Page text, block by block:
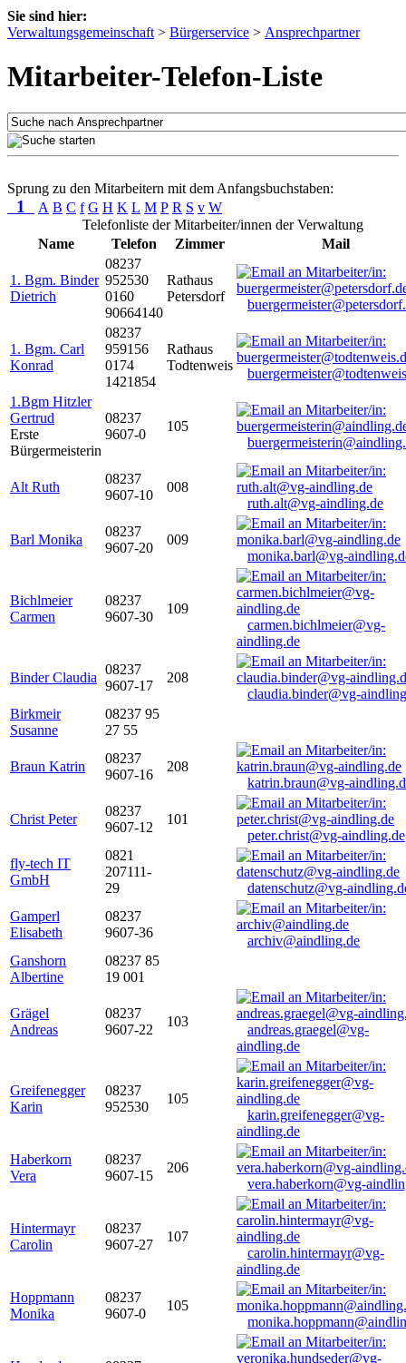
Sie sind hier:
Verwaltungsgemeinschaft > Bürgerservice > Ansprechpartner
Mitarbeiter-Telefon-Liste
Sprung zu den Mitarbeitern mit dem Anfangsbuchstaben:
1 A B C f G H K L M P R S v W
Telefonliste der Mitarbeiter/innen der Verwaltung
Name
Telefon Zimmer Mail
1. Bgm. Binder
Dietrich
08237
952530
0160
90664140
Rathaus
Petersdorf
1. Bgm. Carl
Konrad
08237
959156
0174
1421854
Rathaus
Todtenweis
1.Bgm Hitzler
Gertrud
Erste
Bürgermeisterin
08237
9607-0
105
Alt Ruth
08237
9607-10
008
ruth.alt@vg-aindling.de
Barl Monika
08237
9607-20
009
monika.barl@vg-
Bichlmeier
Carmen
08237
9607-30
109
carmen.bichlmeier@vg-
aindling.de
Binder Claudia
08237
9607-17
208
claudia.binder@vg-
Birkmeir
Susanne
08237 95
27 55
Braun Katrin
08237
9607-16
208
katrin.braun@vg-
Christ Peter
08237
9607-12
101
peter.christ@vg-aindling.de
fly-tech IT
GmbH
0821
207111-
29
datenschutz@vg-
Gamperl
Elisabeth
08237
9607-36
archiv@aindling.de
Ganshorn
Albertine
08237 85
19 001
Grägel
Andreas
08237
9607-22
103
andreas.graegel@vg-
aindling.de
Greifenegger
Karin
08237
952530
105
karin.greifenegger@vg-
aindling.de
Haberkorn
Vera
08237
9607-15
206
vera.haberkorn@vg-
Hintermayr
Carolin
08237
9607-27
107
carolin.hintermayr@vg-
aindling.de
Hoppmann
Monika
08237
9607-0
105